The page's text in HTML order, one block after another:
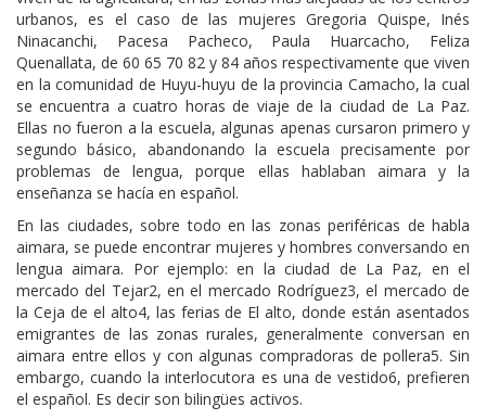
urbanos, es el caso de las mujeres Gregoria Quispe, Inés
Ninacanchi, Pacesa Pacheco, Paula Huarcacho, Feliza
Quenallata, de 60 65 70 82 y 84 años respectivamente que viven
en la comunidad de Huyu-huyu de la provincia Camacho, la cual
se encuentra a cuatro horas de viaje de la ciudad de La Paz.
Ellas no fueron a la escuela, algunas apenas cursaron primero y
segundo básico, abandonando la escuela precisamente por
problemas de lengua, porque ellas hablaban aimara y la
enseñanza se hacía en español.
En las ciudades, sobre todo en las zonas periféricas de habla
aimara, se puede encontrar mujeres y hombres conversando en
lengua aimara. Por ejemplo: en la ciudad de La Paz, en el
mercado del Tejar2, en el mercado Rodríguez3, el mercado de
la Ceja de el alto4, las ferias de El alto, donde están asentados
emigrantes de las zonas rurales, generalmente conversan en
aimara entre ellos y con algunas compradoras de pollera5. Sin
embargo, cuando la interlocutora es una de vestido6, prefieren
el español. Es decir son bilingües activos.